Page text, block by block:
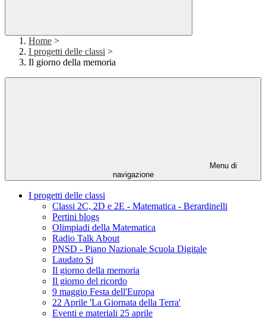
Home >
I progetti delle classi >
Il giorno della memoria
Menu di
navigazione
I progetti delle classi
Classi 2C, 2D e 2E - Matematica - Berardinelli
Pertini blogs
Olimpiadi della Matematica
Radio Talk About
PNSD - Piano Nazionale Scuola Digitale
Laudato Si
Il giorno della memoria
Il giorno del ricordo
9 maggio Festa dell'Europa
22 Aprile 'La Giornata della Terra'
Eventi e materiali 25 aprile